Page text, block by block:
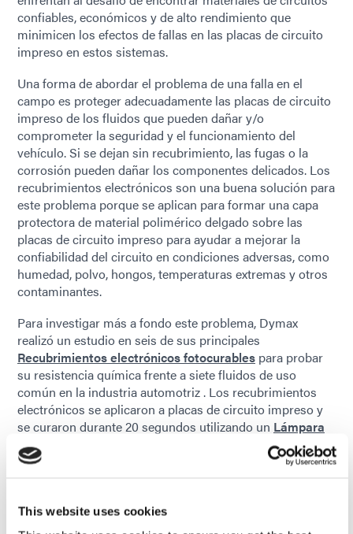
This website uses cookies
confiables, económicos y de alto rendimiento que
minimicen los efectos de fallas en las placas de circuito
impreso en estos sistemas.
Una forma de abordar el problema de una falla en el
campo es proteger adecuadamente las placas de circuito
impreso de los fluidos que pueden dañar y/o
comprometer la seguridad y el funcionamiento del
vehículo. Si se dejan sin recubrimiento, las fugas o la
corrosión pueden dañar los componentes delicados. Los
recubrimientos electrónicos son una buena solución para
este problema porque se aplican para formar una capa
protectora de material polimérico delgado sobre las
placas de circuito impreso para ayudar a mejorar la
confiabilidad del circuito en condiciones adversas, como
humedad, polvo, hongos, temperaturas extremas y otros
contaminantes.
Para investigar más a fondo este problema, Dymax
realizó un estudio en seis de sus principales
Recubrimientos electrónicos fotocurables para probar
su resistencia química frente a siete fluidos de uso
común en la industria automotriz . Los recubrimientos
electrónicos se aplicaron a placas de circuito impreso y
se curaron durante 20 segundos utilizando un Lámpara
de inundación Dymax 5000-EC
a una intensidad de 200
mW/cm
Las muestras de prueba se sumergieron en los
temperatura ambiente durante una semana. Se